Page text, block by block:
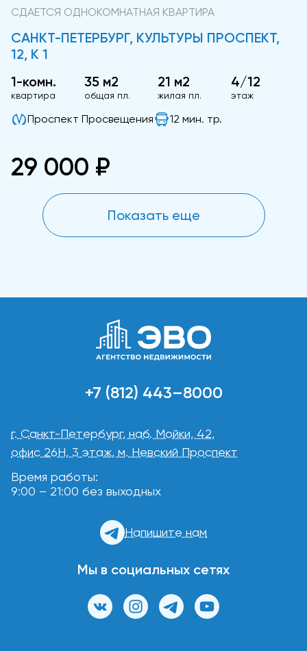
СДАЕТСЯ ОДНОКОМНАТНАЯ КВАРТИРА
САНКТ-ПЕТЕРБУРГ, КУЛЬТУРЫ ПРОСПЕКТ,
12, К 1
1-комн.
квартира
35 м2
общая пл.
21 м2
жилая пл.
4/12
этаж
Проспект Просвещения 12 мин. тр.
29 000 ₽
Показать еще
+7 (812) 443–8000
г. Санкт-Петербург, наб. Мойки, 42,
офис 26Н, 3 этаж, м. Невский Проспект
Время работы:
9:00 – 21:00 без выходных
Напишите нам
Мы в социальных сетях